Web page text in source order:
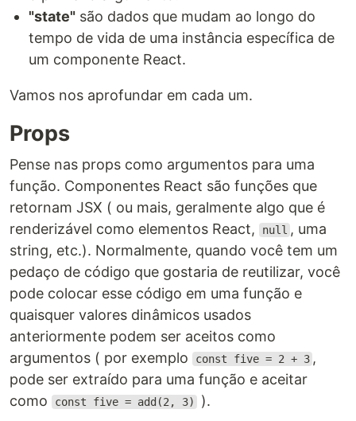
"state" são dados que mudam ao longo do
tempo de vida de uma instância específica de
um componente React.
Vamos nos aprofundar em cada um.
Props
Pense nas props como argumentos para uma
função. Componentes React são funções que
retornam JSX ( ou mais, geralmente algo que é
renderizável como elementos React,
null , uma
string, etc.). Normalmente, quando você tem um
pedaço de código que gostaria de reutilizar, você
pode colocar esse código em uma função e
quaisquer valores dinâmicos usados
anteriormente podem ser aceitos como
argumentos ( por exemplo
const five = 2 + 3 ,
pode ser extraído para uma função e aceitar
como
const five = add(2, 3) ).